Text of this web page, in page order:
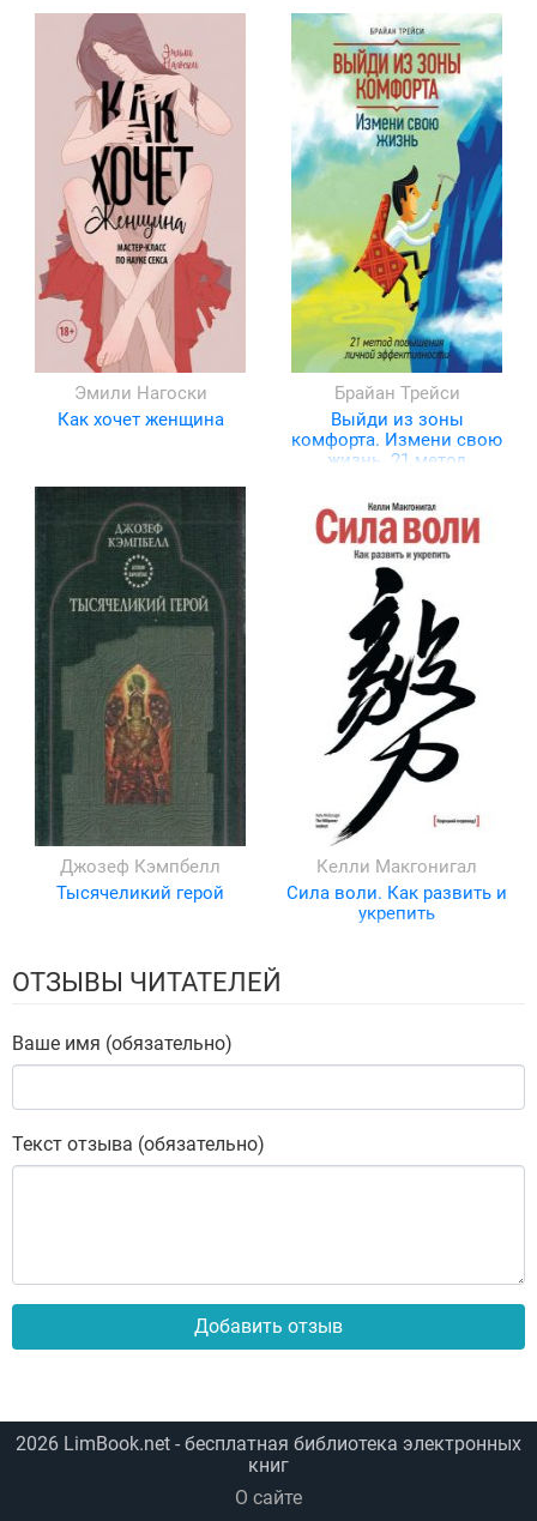
Эмили Нагоски
Как хочет женщина
Брайан Трейси
Выйди из зоны
комфорта. Измени свою
жизнь. 21 метод
эффективности
Джозеф Кэмпбелл
Тысячеликий герой
Келли Макгонигал
Сила воли. Как развить и
укрепить
ОТЗЫВЫ ЧИТАТЕЛЕЙ
Ваше имя (обязательно)
Текст отзыва (обязательно)
Добавить отзыв
2026 LimBook.net - бесплатная библиотека электронных
книг
О сайте